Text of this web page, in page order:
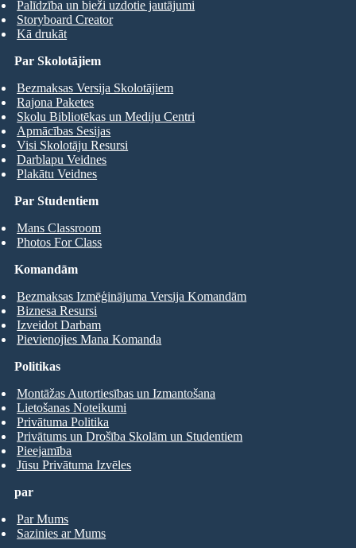
Palīdzība un bieži uzdotie jautājumi
Storyboard Creator
Kā drukāt
Par Studentiem
Mans Classroom
Photos For Class
Par Skolotājiem
Bezmaksas Versija Skolotājiem
Rajona Paketes
Skolu Bibliotēkas un Mediju Centri
Apmācības Sesijas
Visi Skolotāju Resursi
Darblapu Veidnes
Plakātu Veidnes
Komandām
Bezmaksas Izmēģinājuma Versija Komandām
Biznesa Resursi
Izveidot Darbam
Pievienojies Mana Komanda
par
Par Mums
Sazinies ar Mums
Politikas
Montāžas Autortiesības un Izmantošana
Lietošanas Noteikumi
Privātuma Politika
Privātums un Drošība Skolām un Studentiem
Pieejamība
Jūsu Privātuma Izvēles